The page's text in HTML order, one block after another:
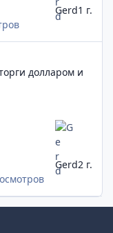
Gerd1 г.
долларом и
Gerd2 г.